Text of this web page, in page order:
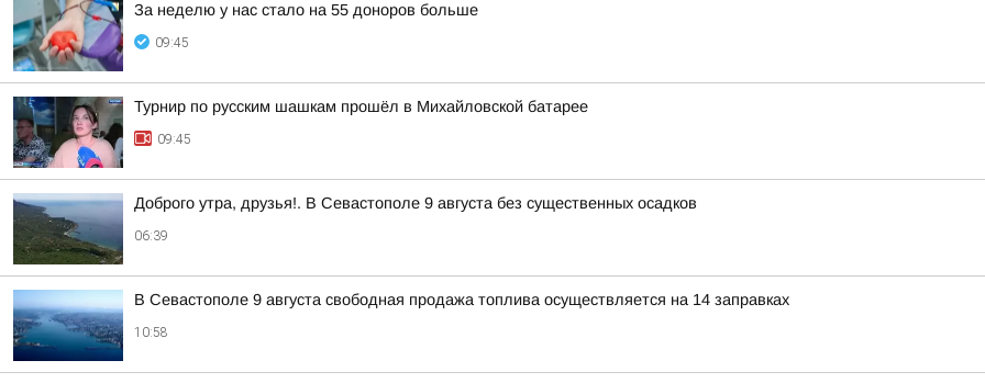
За неделю у нас стало на 55 доноров больше
09:45
Турнир по русским шашкам прошёл в Михайловской батарее
09:45
Доброго утра, друзья!. В Севастополе 9 августа без существенных осадков
06:39
В Севастополе 9 августа свободная продажа топлива осуществляется на 14 заправках
10:58